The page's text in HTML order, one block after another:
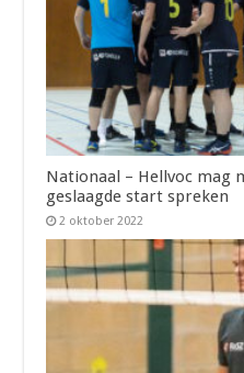
Nationaal – Hellvoc mag
geslaagde start spreken
2 oktober 2022